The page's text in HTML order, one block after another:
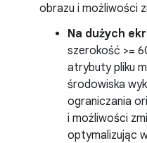
obrazu i możliwości
Na dużych
szerokość >=
atrybuty pliku
środowiska
ograniczania
i możliwości
optymalizując